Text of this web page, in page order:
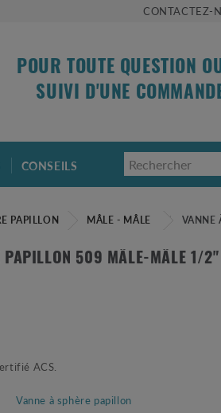
CONTACTEZ-
POUR TOUTE QUESTION
SUIVI D'UNE
CONSEILS
PAPILLON MÂLE - MÂLE VANNE
PAPILLON 509 MÂLE-MÂLE 1/2"
ACS.
Vanne à sphère papillon